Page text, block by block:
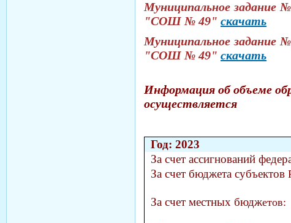
Муниципальное задание
"СОШ № 49" скачать
Муниципальное задание
"СОШ № 49" скачать
Информация об объеме
осуществляется
Год: 2023
За счет ассигнований
За счет бюджета субъектов
За счет местных бюджетов: